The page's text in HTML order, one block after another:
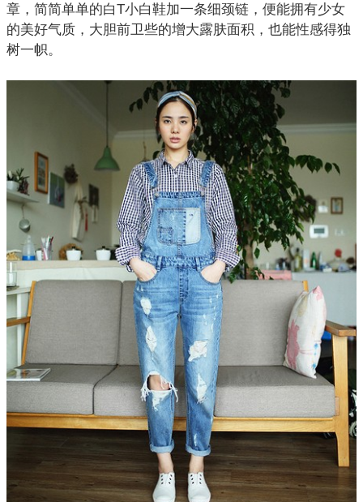
章，简简单单的白T小白鞋加一条细颈链，便能拥有少女
的美好气质，大胆前卫些的增大露肤面积，也能性感得独
树一帜。